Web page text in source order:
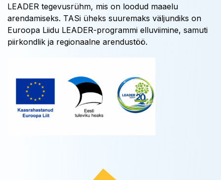
LEADER tegevusrühm, mis on loodud maaelu
arendamiseks. TASi üheks suuremaks väljundiks on
Euroopa Liidu LEADER-programmi elluviimine, samuti
piirkondlik ja regionaalne arendustöö.